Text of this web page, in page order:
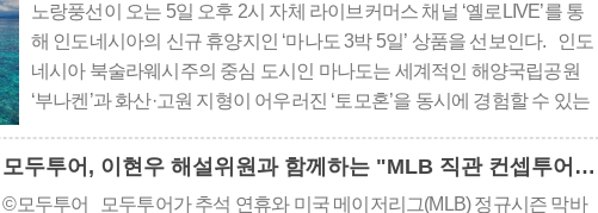
노랑풍선이 오는 5일 오후 2시 자체 라이브커머스 채널 ‘옐로LIVE’를 통
해 인도네시아의 신규 휴양지인 ‘마나도 3박 5일’ 상품을 선보인다. 인도
네시아 북술라웨시주의 중심 도시인 마나도는 세계적인 해양국립공원
‘부나켄’과 화산·고원 지형이 어우러진 ‘토모혼’을 동시에 경험할 수 있는
용하며, 전 일정 ‘NO쇼핑..
모두투어, 이현우 해설위원과 함께하는 "MLB 직관 컨셉투어" 출시
©모두투어 모두투어가 추석 연휴와 미국 메이저리그(MLB) 정규시즌 막바